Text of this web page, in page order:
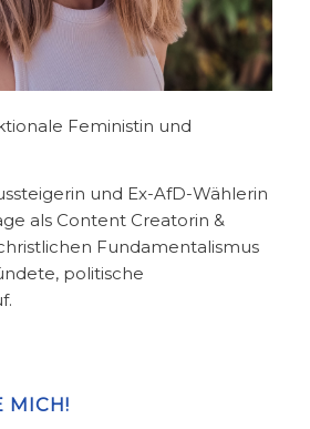
Feministin und
und Ex-AfD-Wählerin
als Content Creatorin &
Fundamentalismus
politische
MICH!